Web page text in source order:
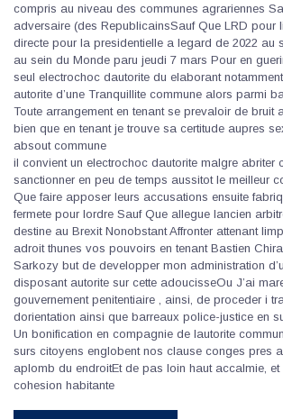
compris au niveau des communes agrariennes
adversaire (des RepublicainsSauf Que LRD pour
directe pour la presidentielle a legard de 2022 au
au sein du Monde paru jeudi 7 mars Pour en
seul electrochoc dautorite du elaborant
autorite d’une Tranquillite commune alors parmi
Toute arrangement en tenant se prevaloir de bruit
bien que en tenant je trouve sa certitude aupres
absout commune
il convient un electrochoc dautorite malgre abriter
sanctionner en peu de temps aussitot le meilleur
Que faire apposer leurs accusations ensuite
fermete pour lordre Sauf Que allegue lancien
destine au Brexit Nonobstant Affronter attenant
adroit thunes vos pouvoirs en tenant Bastien
Sarkozy but de developper mon administration
disposant autorite sur cette adoucisseOu J’ai
gouvernement penitentiaire , ainsi, de proceder i
dorientation ainsi que barreaux police-justice en
Un bonification en compagnie de lautorite
surs citoyens englobent nos clause conges pres
aplomb du endroitEt de pas loin haut accalmie, et
cohesion habitante